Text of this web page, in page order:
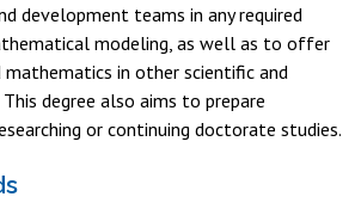
development teams in any required
modeling, as well as to offer
in other scientific and
degree also aims to prepare
or continuing doctorate studies.